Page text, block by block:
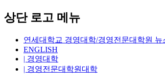
상단 로고 메뉴
연세대학교 경영대학/경영전문대학원 뉴
ENGLISH
| 경영대학
| 경영전문대학원대학